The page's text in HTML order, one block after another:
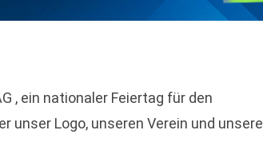
, ein nationaler Feiertag für den
unser Logo, unseren Verein und unsere